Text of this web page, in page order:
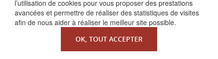
l’utilisation de cookies pour vous proposer des prestations
avancées et permettre de réaliser des statistiques de visites
afin de nous aider à réaliser le meilleur site possible.
OK, TOUT ACCEPTER